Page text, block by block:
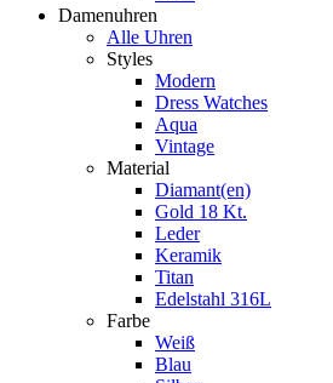
Damenuhren
Alle Uhren
Styles
Modern
Dress Watches
Aqua
Vintage
Material
Diamant(en)
Gold 18 Kt.
Leder
Keramik
Titan
Edelstahl 316L
Farbe
Weiß
Blau